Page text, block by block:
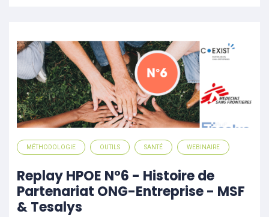
MÉTHODOLOGIE OUTILS SANTÉ WEBINAIRE
Replay HPOE N°6 - Histoire de
Partenariat ONG-Entreprise - MSF
& Tesalys